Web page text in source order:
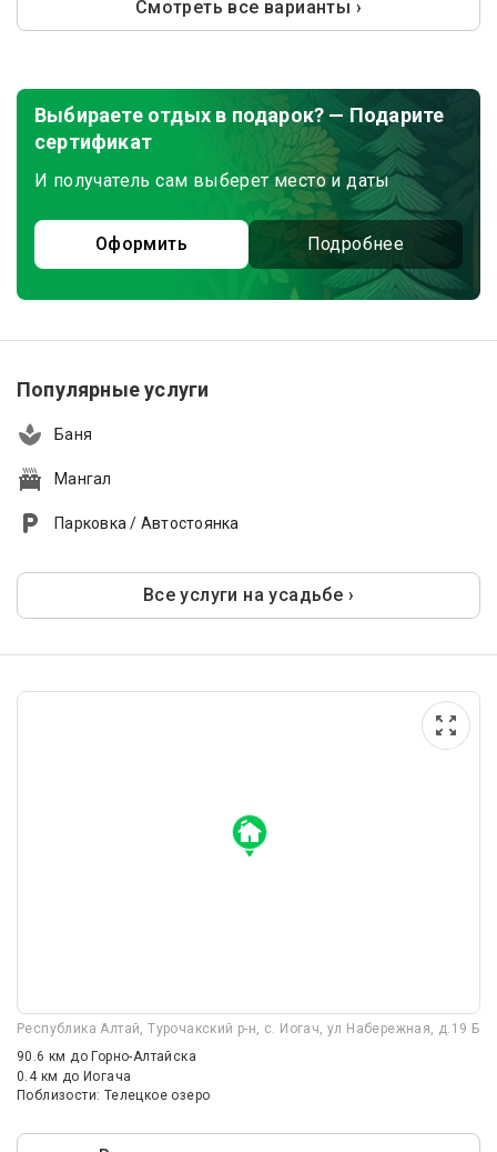
Смотреть все варианты ›
Выбираете отдых в подарок? — Подарите
сертификат
И получатель сам выберет место и даты
Оформить Подробнее
Популярные услуги
Баня
Мангал
Парковка / Автостоянка
Все услуги на усадьбе ›
Республика Алтай, Турочакский р-н, с. Иогач, ул Набережная, д.19 Б
90.6 кмдо Горно-Алтайска
0.4 км до Иогача
Поблизости: Телецкое озеро